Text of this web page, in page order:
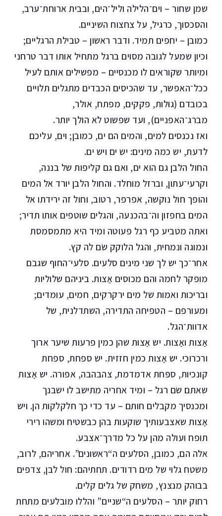
שמן שחור – וים־הלילה וליל־הים, ובבית ארוחת־ערב,
והסכסוך, כרגיל, על צחצוח השיניים.
כמובן – יחפים תמיד. ודבר ראשון – טבילת הרגליים;
וכיון שמעל לגובה מסוים ברגל מתחיל אותו דבר טרחני
ומיותר שקוראים לו מכנסיים – מפשילים אותם לעיל
ככל־האפשר, עד שהכיסים הכבדים מתגלים תלויים
בכובדם (גוּלות, פקקים, מפתח, אולר,
מברג־האפניים), ועד שפשוט לא הולך יותר.
ואז נכנסים למים, והמים הם ים, כמובן; וים, עליכם
לדעת, יש כמה מינים: יש ים ויש ים.
החול הלבן גם הוא ים, ואם גם קליפות של בננה,
וקרעי־עתון, וברזל מוחלד. והחול הלבן יורד אל המים
והופך חול נוקשה, אפרפר, רטוב, וחול זה ירידתו אל
המים בחפזון וה־בהכנעה, והגלים שוטפים אותו תדיר;
ואתה מטביע כף רגל פעוטה ומיד היא מתמסמסת
ונמוגה ונמחית, והגל הלוקק שׂם לה קץ.
אחר־כך יש לך שני מינים סלעים. סלעי־החוף שגבם
מופקר לחמה והם מכוסים אַצות. ביניהם שלוליות
ובריכות ואמות של מים ירקרקים, חמים, עומדים;
ומעורפם – הטפיחה התדירה, השתדלנית, של
אדוות־הגל.
אַצות ואַצות. יש אַצות שהן כמין פרעות שיער ארוך
ורכרוכי. יש אַצות כמין חזזית. יש ספחת, ספחת
קונכיות, ספּחת אדמדמת, צהבהבה, אפורה. יש אַצות
שאתם שׂם רגל – ומיד אחריה מתישב לו ישבנך
ומכנסיך מקבלים חותם – עד כדי כך חלקלקות הן. ויש
אַצות שאצבעותיך שוקעות בהן כבשטיח ומשהו רירי
תופח ועולה מהן על כל מדרך־אצבע.
אלה הם, כמובן, הסלעים ה“ראשונים”. אחריהם, לרוב,
משטח גלוי של מים רדודים. תחתיהם: חול לבן, צדפים
בבוהק מנצנץ, משחק של גלים קלים.
רחוק יותר – הסלעים ה“שניים” והללו מובלעים מתחת